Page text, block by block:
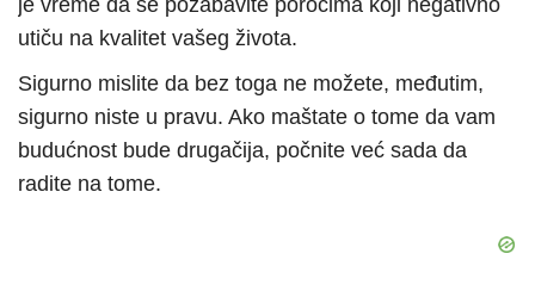
je vreme da se pozabavite porocima koji negativno
utiču na kvalitet vašeg života.
Sigurno mislite da bez toga ne možete, međutim,
sigurno niste u pravu. Ako maštate o tome da vam
budućnost bude drugačija, počnite već sada da
radite na tome.